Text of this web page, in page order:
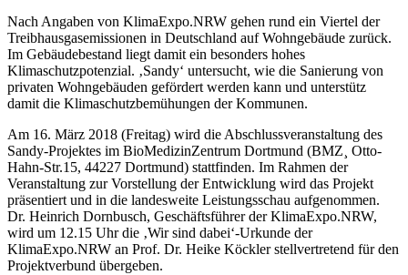
Nach Angaben von KlimaExpo.NRW gehen rund ein Viertel der
Treibhausgasemissionen in Deutschland auf Wohngebäude zurück.
Im Gebäudebestand liegt damit ein besonders hohes
Klimaschutzpotenzial. ‚Sandy‘ untersucht, wie die Sanierung von
privaten Wohngebäuden gefördert werden kann und unterstütz
damit die Klimaschutzbemühungen der Kommunen.
Am 16. März 2018 (Freitag) wird die Abschlussveranstaltung des
Sandy-Projektes im BioMedizinZentrum Dortmund (BMZ¸ Otto-
Hahn-Str.15, 44227 Dortmund) stattfinden. Im Rahmen der
Veranstaltung zur Vorstellung der Entwicklung wird das Projekt
präsentiert und in die landesweite Leistungsschau aufgenommen.
Dr. Heinrich Dornbusch, Geschäftsführer der KlimaExpo.NRW,
wird um 12.15 Uhr die ‚Wir sind dabei‘-Urkunde der
KlimaExpo.NRW an Prof. Dr. Heike Köckler stellvertretend für den
Projektverbund übergeben.